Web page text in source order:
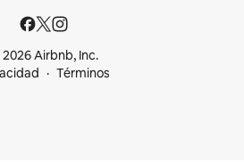
Airbnb, Inc.
Términos